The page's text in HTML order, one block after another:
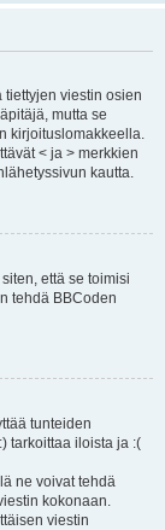
tiettyjen viestin osien
mutta se
kirjoituslomakkeella.
< ja > merkkien
kautta.
että se toimisi
tehdä BBCoden
tunteiden
tarkoittaa iloista ja :(
ne voivat tehdä
kokonaan.
viestin